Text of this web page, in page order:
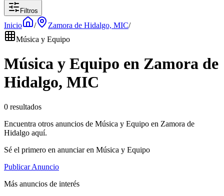
Filtros
Inicio / Zamora de Hidalgo, MIC/
Música y Equipo
Música y Equipo en Zamora de
Hidalgo, MIC
0 resultados
Encuentra otros anuncios de Música y Equipo en Zamora de
Hidalgo aquí.
Sé el primero en anunciar en Música y Equipo
Publicar Anuncio
Más anuncios de interés